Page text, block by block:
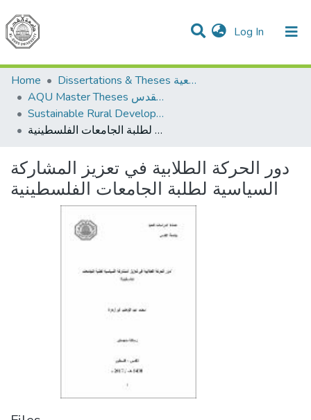
Log In (current)
Communities & Collections
All of DSpace
Home
Dissertations & Theses الرسائل الجامعية
AQU Master Theses الرسائل الجامعية الخاصة بجامعة القدس
Sustainable Rural Development التنمية الريفية المستدامة
دور الحركة الطلابية في تعزيز المشاركة السياسية لطلبة الجامعات الفلسطينية
دور الحركة الطلابية في تعزيز المشاركة
السياسية لطلبة الجامعات الفلسطينية